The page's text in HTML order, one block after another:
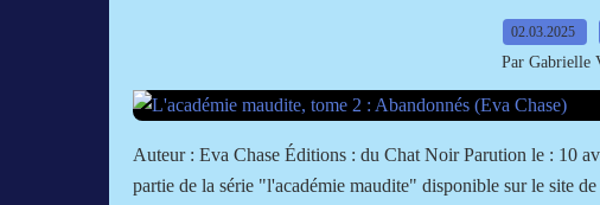
02.03.2025
Par Gabrielle
Auteur : Eva Chase Éditions : du Chat Noir Parution le : 10
partie de la série "l'académie maudite" disponible sur le site